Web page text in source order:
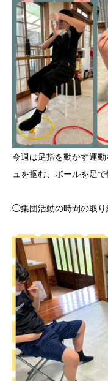
今週は足指を動かす運
ュを掴む、ボールを足
◯集団活動の時間の取り